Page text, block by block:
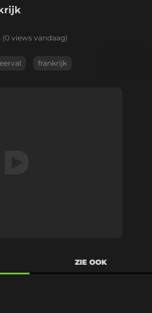
(0 views vandaag)
frankrijk
ZIE OOK